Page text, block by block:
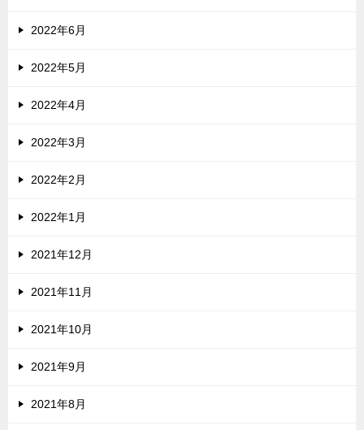
2022年6月
2022年5月
2022年4月
2022年3月
2022年2月
2022年1月
2021年12月
2021年11月
2021年10月
2021年9月
2021年8月